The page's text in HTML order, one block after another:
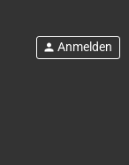
person Anmelden